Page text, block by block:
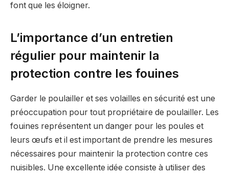
font que les éloigner.
L’importance d’un entretien
régulier pour maintenir la
protection contre les fouines
Garder le poulailler et ses volailles en sécurité est une
préoccupation pour tout propriétaire de poulailler. Les
fouines représentent un danger pour les poules et
leurs œufs et il est important de prendre les mesures
nécessaires pour maintenir la protection contre ces
nuisibles. Une excellente idée consiste à utiliser des